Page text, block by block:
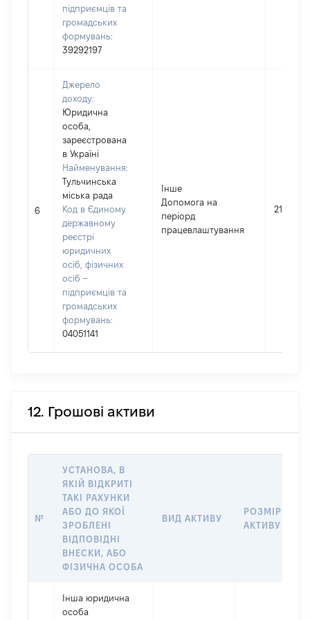
підприємців та
громадських
формувань:
39292197
6
Джерело
доходу:
Юридична
особа,
зареєстрована
в Україні
Найменування:
Тульчинська
міська рада
Код в Єдиному
державному
реєстрі
юридичних
осіб, фізичних
осіб –
підприємців та
громадських
формувань:
04051141
Інше
Допомога на
періорд
працевлаштування
21562
12. Грошові активи
№
УСТАНОВА, В
ЯКІЙ ВІДКРИТІ
ТАКІ РАХУНКИ
АБО ДО ЯКОЇ
ЗРОБЛЕНІ
ВІДПОВІДНІ
ВНЕСКИ, АБО
ФІЗИЧНА ОСОБА
ВИД АКТИВУ
РОЗМІР
АКТИВУ
Інша юридична
особа